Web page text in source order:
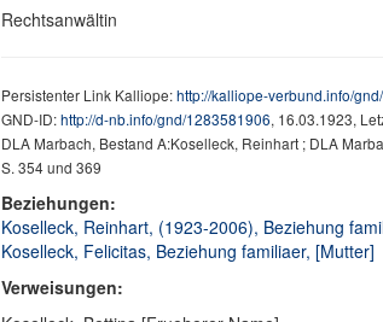
Rechtsanwältin
Persistenter Link Kalliope:http://kalliope-verbund.info/
GND-ID:http://d-nb.info/gnd/1283581906, 16.03.1923,
DLA Marbach, Bestand A:Koselleck, Reinhart ; DLA
S. 354 und 369
Beziehungen:
Koselleck, Reinhart, (1923-2006), Beziehung
Koselleck, Felicitas, Beziehung familiaer, [Mutter]
Verweisungen: